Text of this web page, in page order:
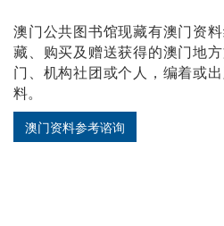
澳门公共图书馆现藏有澳门资
藏、购买及赠送获得的澳门地
门、机构社团或个人，编着或
料。
澳门资料参考谘询